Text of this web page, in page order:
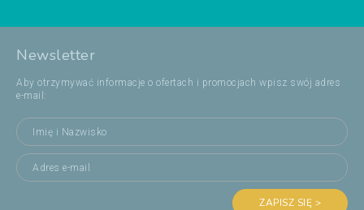
Newsletter
Aby otrzymywać informacje o ofertach i promocjach wpisz swój adres
e-mail:
ZAPISZ SIĘ >